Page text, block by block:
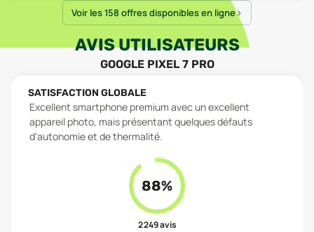
Voir les 158 offres disponibles en ligne
AVIS UTILISATEURS
GOOGLE PIXEL 7 PRO
SATISFACTION GLOBALE
Excellent smartphone premium avec un excellent
appareil photo, mais présentant quelques défauts
d'autonomie et de thermalité.
88%
2 249avis